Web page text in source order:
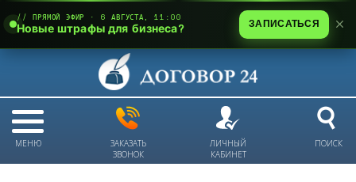
МЕНЮ
ЗАКАЗАТЬ
ЗВОНОК
ЛИЧНЫЙ
КАБИНЕТ
ПОИСК
// ПРЯМОЙ ЭФИР · 6 АВГУСТА, 11:00
Новые штрафы для бизнеса? ЗАПИСАТЬСЯ